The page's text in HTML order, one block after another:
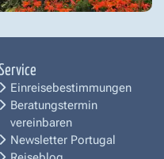
Einreisebestimmungen
Beratungstermin
vereinbaren
Newsletter Portugal